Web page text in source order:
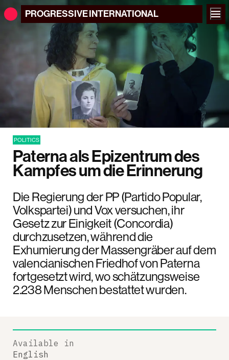
PROGRESSIVEINTERNATIONAL
POLITICS
Paterna als Epizentrum des
Kampfes um die Erinnerung
Die Regierung der PP (Partido Popular,
Volkspartei) und Vox versuchen, ihr
Gesetz zur Einigkeit (Concordia)
durchzusetzen, während die
Exhumierung der Massengräber auf dem
valencianischen Friedhof von Paterna
fortgesetzt wird, wo schätzungsweise
2.238 Menschen bestattet wurden.
Available in
English